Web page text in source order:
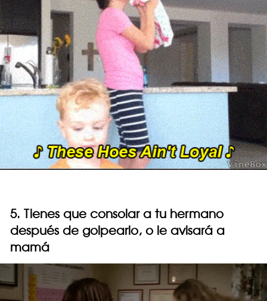
5. Tienes que consolar a tu hermano
después de golpearlo, o le avisará a
mamá